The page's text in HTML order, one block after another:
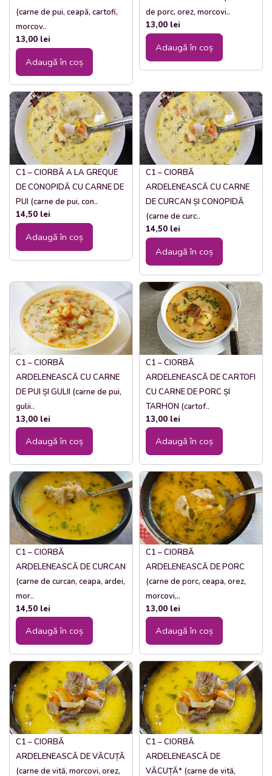
(carne de pui, ceapă, cartofi,
morcov..
13,00 lei
Adaugă în coș
de porc, orez, morcovi..
13,00 lei
Adaugă în coș
C1 – CIORBĂ A LA GREQUE
DE CONOPIDĂ CU CARNE DE
PUI (carne de pui, con..
14,50 lei
Adaugă în coș
C1 – CIORBĂ
ARDELENEASCĂ CU CARNE
DE CURCAN ȘI CONOPIDĂ
(carne de curc..
14,50 lei
Adaugă în coș
C1 – CIORBĂ
ARDELENEASCĂ CU CARNE
DE PUI ȘI GULII (carne de pui,
gulii..
13,00 lei
Adaugă în coș
C1 – CIORBĂ
ARDELENEASCĂ DE CARTOFI
CU CARNE DE PORC ȘI
TARHON (cartof..
13,00 lei
Adaugă în coș
C1 – CIORBĂ
ARDELENEASCĂ DE CURCAN
(carne de curcan, ceapa, ardei,
mor..
14,50 lei
Adaugă în coș
C1 – CIORBĂ
ARDELENEASCĂ DE PORC
(carne de porc, ceapa, orez,
morcovi,..
13,00 lei
Adaugă în coș
C1 – CIORBĂ
ARDELENEASCĂ DE VĂCUȚĂ
(carne de vită, morcovi, orez,
C1 – CIORBĂ
ARDELENEASCĂ DE
VĂCUȚĂ* (carne de vită,